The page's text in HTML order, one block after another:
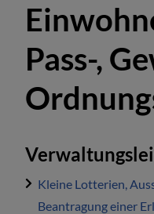
Pass-,
Kleine Lotterien,
Beantragung einer